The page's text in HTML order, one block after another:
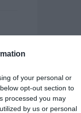
of your personal or
opt-out section to
processed you may
by us or personal